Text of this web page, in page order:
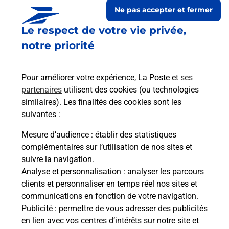
Le respect de votre vie privée,
notre priorité
Pour améliorer votre expérience, La Poste et ses
partenaires utilisent des cookies (ou technologies
similaires). Les finalités des cookies sont les
suivantes :
Mesure d’audience : établir des statistiques
complémentaires sur l’utilisation de nos sites et
suivre la navigation.
Analyse et personnalisation : analyser les parcours
clients et personnaliser en temps réel nos sites et
communications en fonction de votre navigation.
Publicité : permettre de vous adresser des publicités
en lien avec vos centres d’intérêts sur notre site et
Ne pas accepter et fermer
Collecte du courrier aujourd'hui à 09h00
2 Place De L Eglise
51700 Sainte Gemme
Itinéraire
Le lien s'ouvre dans un nouvel onglet